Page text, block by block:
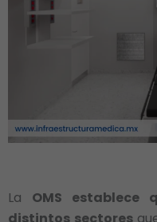
La OMS establece
distintos sectores